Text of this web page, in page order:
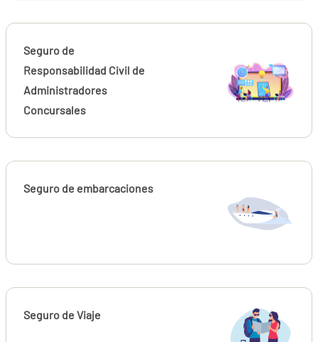
Seguro de
Responsabilidad Civil de
Administradores
Concursales
Seguro de embarcaciones
Seguro de Viaje